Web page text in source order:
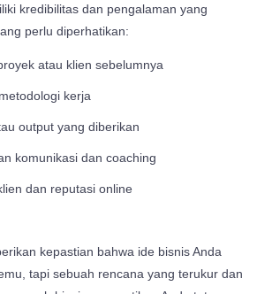
kredibilitas dan pengalaman yang
perlu diperhatikan:
atau klien sebelumnya
kerja
output yang diberikan
komunikasi dan coaching
dan reputasi online
kepastian bahwa ide bisnis Anda
tapi sebuah rencana yang terukur dan